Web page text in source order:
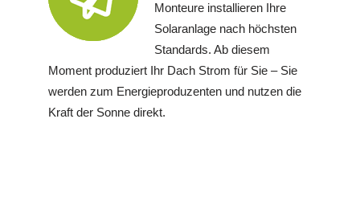
Monteure installieren Ihre
Solaranlage nach höchsten
Standards. Ab diesem
Moment produziert Ihr Dach Strom für Sie – Sie
werden zum Energieproduzenten und nutzen die
Kraft der Sonne direkt.